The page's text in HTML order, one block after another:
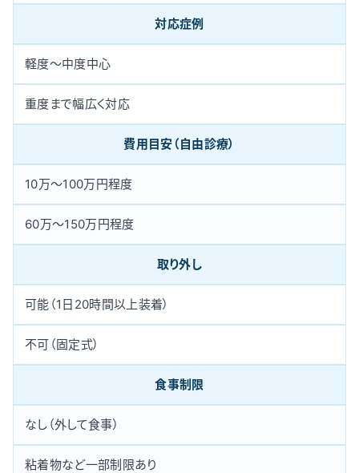
対応症例
軽度〜中度中心
重度まで幅広く対応
費用目安（自由診療）
10万〜100万円程度
60万〜150万円程度
取り外し
可能（1日20時間以上装着）
不可（固定式）
食事制限
なし（外して食事）
粘着物など一部制限あり